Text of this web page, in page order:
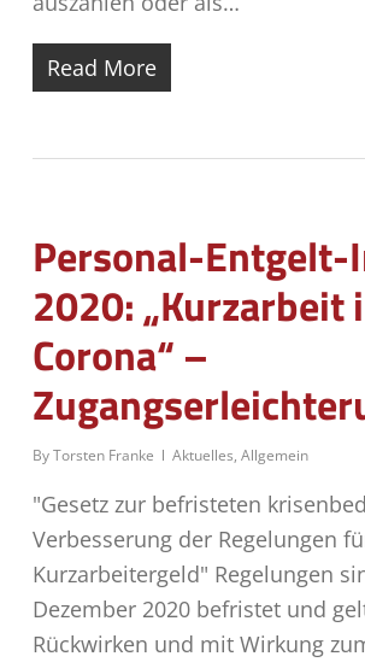
Read More
Personal-Entgelt-
2020: „Kurzarbeit
Corona“ –
ByTorsten Franke Aktuelles, Allgemein
"Gesetz zur befristeten
Verbesserung der Regelungen
Kurzarbeitergeld" Regelungen
Dezember 2020 befristet und
Rückwirken und mit Wirkung